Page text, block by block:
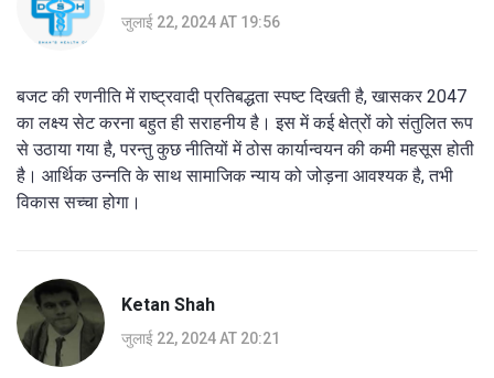
जुलाई 22, 2024 AT 19:56
बजट की रणनीति में राष्ट्रवादी प्रतिबद्धता स्पष्ट दिखती है, खासकर 2047
का लक्ष्य सेट करना बहुत ही सराहनीय है। इस में कई क्षेत्रों को संतुलित रूप
से उठाया गया है, परन्तु कुछ नीतियों में ठोस कार्यान्वयन की कमी महसूस होती
है। आर्थिक उन्नति के साथ सामाजिक न्याय को जोड़ना आवश्यक है, तभी
विकास सच्चा होगा।
Ketan Shah
जुलाई 22, 2024 AT 20:21